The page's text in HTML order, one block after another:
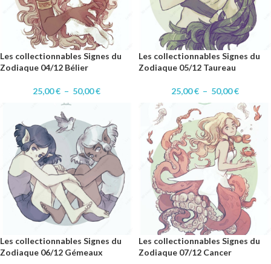
Les collectionnables Signes du
Zodiaque 04/12 Bélier
25,00€ – 50,00€
Les collectionnables Signes du
Zodiaque 05/12 Taureau
25,00€ – 50,00€
Les collectionnables Signes du
Zodiaque 06/12 Gémeaux
Les collectionnables Signes du
Zodiaque 07/12 Cancer